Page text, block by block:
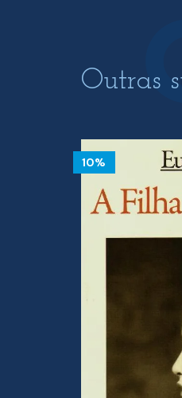
Outras
10%